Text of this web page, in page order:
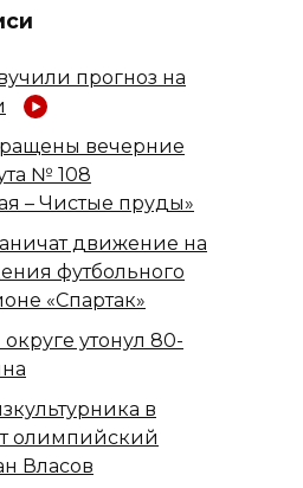
прогноз на
вечерние
№ 108
– Чистые пруды»
движение на
футбольного
«Спартак»
утонул 80-
в
олимпийский
Власов